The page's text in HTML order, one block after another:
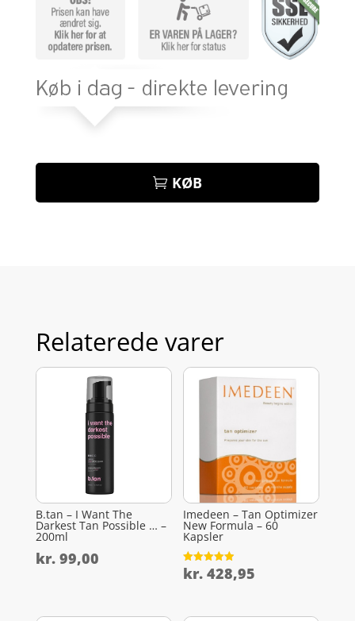
KØB
Relaterede varer
B.tan – I Want The
Darkest Tan Possible … –
200ml
kr.99,00
Imedeen – Tan Optimizer
New Formula – 60
Kapsler
Vurderet
4.9
kr. 428,95